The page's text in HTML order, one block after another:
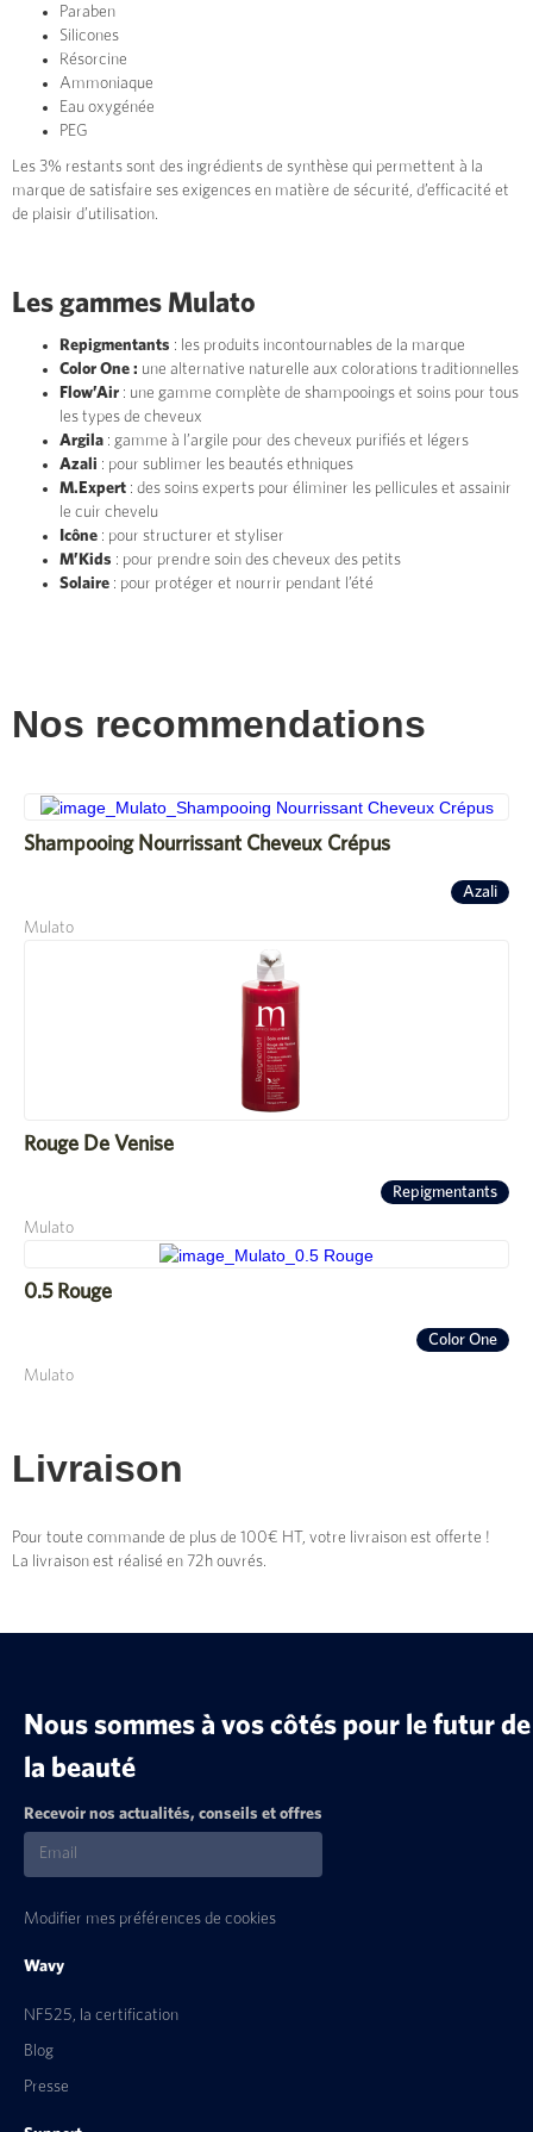
Paraben
Silicones
Résorcine
Ammoniaque
Eau oxygénée
PEG
Les 3% restants sont des ingrédients de synthèse qui permettent à la
marque de satisfaire ses exigences en matière de sécurité, d’efficacité et
de plaisir d’utilisation.
Les gammes Mulato
Repigmentants : les produits incontournables de la marque
Color One : une alternative naturelle aux colorations traditionnelles
Flow’Air : une gamme complète de shampooings et soins pour tous
les types de cheveux
Argila : gamme à l’argile pour des cheveux purifiés et légers
Azali : pour sublimer les beautés ethniques
M.Expert : des soins experts pour éliminer les pellicules et assainir
le cuir chevelu
Icône : pour structurer et styliser
M’Kids : pour prendre soin des cheveux des petits
Solaire : pour protéger et nourrir pendant l’été
Nos recommendations
Shampooing Nourrissant Cheveux Crépus
Azali
Mulato
Rouge De Venise
Repigmentants
Mulato
0.5 Rouge
Color One
Mulato
Livraison
Pour toute commande de plus de 100€ HT, votre livraison est offerte !
La livraison est réalisé en 72h ouvrés.
Nous sommes à vos côtés pour le futur de
la beauté
Recevoir nos actualités, conseils et offres
Modifier mes préférences de cookies
Wavy
NF525, la certification
Blog
Presse